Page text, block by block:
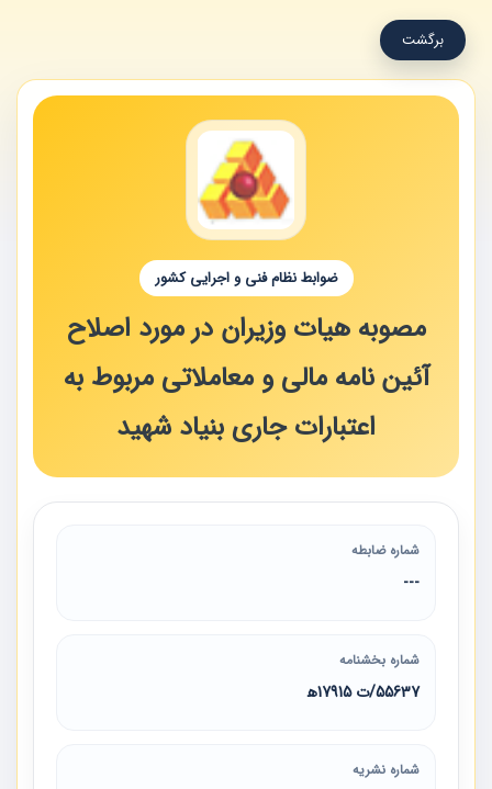
برگشت
ضوابط نظام فنی و اجرایی کشور
مصوبه هیات وزیران در مورد اصلاح
آئین نامه مالی و معاملاتی مربوط به
اعتبارات جاری بنیاد شهید
شماره ضابطه
---
شماره بخشنامه
55637/ت 17915ه‍
شماره نشریه